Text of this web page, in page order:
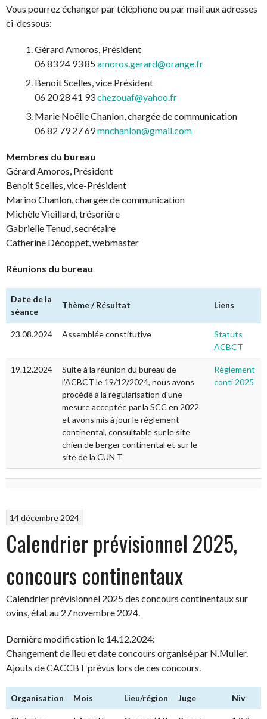
Vous pourrez échanger par téléphone ou par mail aux adresses
ci-dessous:
Gérard Amoros, Président
06 83 24 93 85amoros.gerard@orange.fr
Benoit Scelles, vice Président
06 20 28 41 93chezouaf@yahoo.fr
Marie Noëlle Chanlon, chargée de communication
06 82 79 27 69mnchanlon@gmail.com
Membres du bureau
Gérard Amoros, Président
Benoit Scelles, vice-Président
Marino Chanlon, chargée de communication
Michèle Vieillard, trésorière
Gabrielle Tenud, secrétaire
Catherine Décoppet, webmaster
Réunions du bureau
Date de la
séance
Thème / Résultat Liens
23.08.2024 Assemblée constitutive
Statuts
ACBCT
19.12.2024
Suite à la réunion du bureau de
l'ACBCT le 19/12/2024, nous avons
procédé à la régularisation d'une
mesure acceptée par la SCC en 2022
et avons mis à jour le règlement
continental, consultable sur le site
chien de berger continental et sur le
site de la CUN T
Règlement
conti 2025
14 décembre 2024
Calendrier prévisionnel 2025,
concours continentaux
Calendrier prévisionnel 2025 des concours continentaux sur
ovins, état au 27 novembre 2024.
Dernière modificstion le 14.12.2024:
Changement de lieu et date concours organisé par N.Muller.
Ajouts de CACCBT prévus lors de ces concours.
Organisation Mois Lieu/région Juge Niv